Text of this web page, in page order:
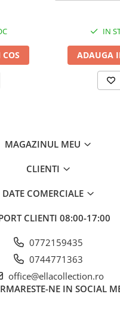
IN
ADAUGA
MAGAZINUL MEU
CLIENTI
DATE COMERCIALE
CLIENTI 08:00-17:00
0772159435
0744771363
office@ellacollection.ro
NE IN SOCIAL